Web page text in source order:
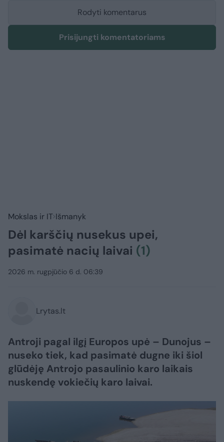
Rodyti komentarus
Prisijungti komentatoriams
Mokslas ir IT Išmanyk
Dėl karščių nusekus upei,
pasimatė nacių laivai (1)
2026 m. rugpjūčio 6 d. 06:39
Lrytas.lt
Antroji pagal ilgį Europos upė – Dunojus –
nuseko tiek, kad pasimatė dugne iki šiol
glūdėję Antrojo pasaulinio karo laikais
nuskendę vokiečių karo laivai.